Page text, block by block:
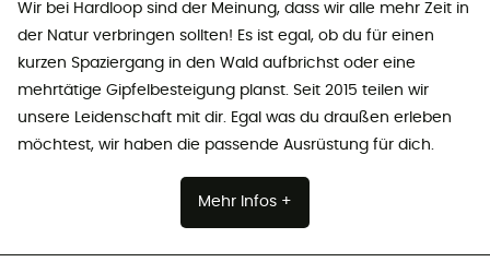
Wir bei Hardloop sind der Meinung, dass wir alle mehr Zeit in
der Natur verbringen sollten! Es ist egal, ob du für einen
kurzen Spaziergang in den Wald aufbrichst oder eine
mehrtätige Gipfelbesteigung planst. Seit 2015 teilen wir
unsere Leidenschaft mit dir. Egal was du draußen erleben
möchtest, wir haben die passende Ausrüstung für dich.
Mehr Infos +